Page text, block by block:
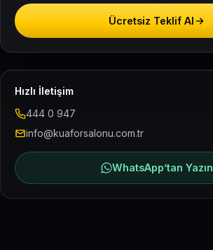
Ücretsiz Teklif Al
Hızlı İletişim
444 0 947
info@kuaforsalonu.com.tr
WhatsApp’tan Yazın